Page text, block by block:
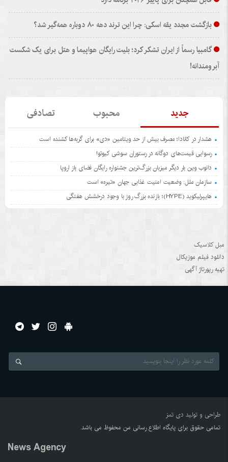
بازگشت مجدد یقه اسکی: چرا این ترند دهه ۸۰ دوباره همه‌گیر شد؟
گامبیا رسماً از ایران تشکر کرد؛ بلیت رایگان هواپیما و هتل برای یک شکست
آبرومندانه!
جدید محبوب تصادفی
هشدار در کانادا؛ مصرف بیش از حد ویتامین «دی» برای گربه‌ها کشنده است
رسوایی قیمت‌های دوگانه در رستوران سوشی کیوتو!
دانوب وین بار دیگر میزبان بزرگ‌ترین جشنواره رایگان فضای باز اروپا
سازمان ملل: وضعیت امنیت غذایی جهان «تیره» است
هایپرلیکوید (HYPE)؛ بازنده بزرگ روز با وجود درخشش هفتگی
مبل کلاسیک
دانلود فيلم موزيکال
تهیه رپورتاژ آگهی
طراحی و تولید دی تمز
تمامی حقوق برای پایگاه اطلاع رسانی من محفوظ می باشد.
News Agency